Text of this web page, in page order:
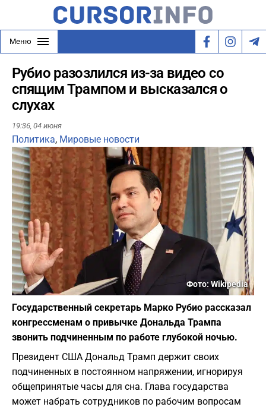
Меню
Рубио разозлился из-за видео со
спящим Трампом и высказался о
слухах
19:36, 04 июня
Политика, Мировые новости
Фото: Wikipedia
Государственный секретарь Марко Рубио рассказал
конгрессменам о привычке Дональда Трампа
звонить подчиненным по работе глубокой ночью.
Президент США Дональд Трамп держит своих
подчиненных в постоянном напряжении, игнорируя
общепринятые часы для сна. Глава государства
может набрать сотрудников по рабочим вопросам